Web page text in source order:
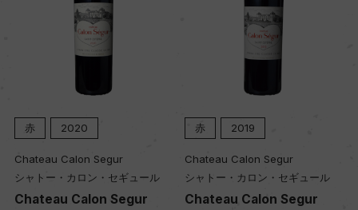
栽培面積
0
平均収量
赤 2020
Chateau Calon Segur
シャトー・カロン・セギュール
Chateau Calon Segur
赤 2019
Chateau Calon Segur
シャトー・カロン・セギュール
Chateau Calon Segur